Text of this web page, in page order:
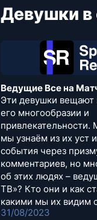
Девушки в
Ведущие Все на
Эти девушки вещают
его многообразии и
привлекательности.
мы узнаём из их уст
события через
комментариев, но
об этих людях –
ТВ»? Кто они и как
какими мы их видим
31/08/2023